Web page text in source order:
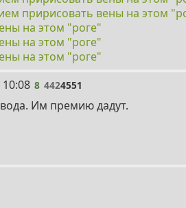
пририсовать вены на этом
на этом "роге"
на этом "роге"
на этом "роге"
8 4424551
Им премию дадут.